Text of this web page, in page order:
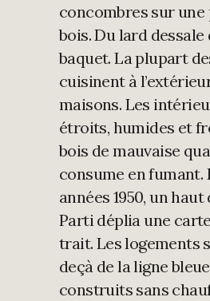
concombres sur une
bois. Du lard dessale
baquet. La plupart
cuisinent à
maisons. Les
étroits, humides et
bois de mauvaise
consume en fumant.
années 1950, un
Parti déplia une
trait. Les logements
deçà de la ligne
construits sans